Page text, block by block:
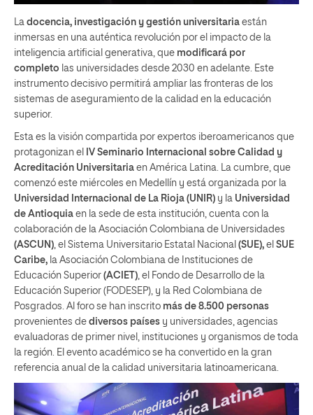
La docencia, investigación y gestión universitaria están
inmersas en una auténtica revolución por el impacto de la
inteligencia artificial generativa, que modificará por
completo las universidades desde 2030 en adelante. Este
instrumento decisivo permitirá ampliar las fronteras de los
sistemas de aseguramiento de la calidad en la educación
superior.
Esta es la visión compartida por expertos iberoamericanos que
protagonizan el
IV Seminario Internacional sobre Calidad y
Acreditación Universitaria en América Latina. La cumbre, que
comenzó este miércoles en Medellín y está organizada por la
Universidad Internacional de La Rioja (UNIR) y la Universidad
de Antioquia en la sede de esta institución, cuenta con la
colaboración de la Asociación Colombiana de Universidades
(ASCUN) , el Sistema Universitario Estatal Nacional (SUE), el SUE
Caribe, la Asociación Colombiana de Instituciones de
Educación Superior (ACIET) , el Fondo de Desarrollo de la
Educación Superior (FODESEP), y la Red Colombiana de
Posgrados. Al foro se han inscrito más de 8.500 personas
provenientes de diversos países y universidades, agencias
evaluadoras de primer nivel, instituciones y organismos de toda
la región. El evento académico se ha convertido en la gran
referencia anual de la calidad universitaria latinoamericana.